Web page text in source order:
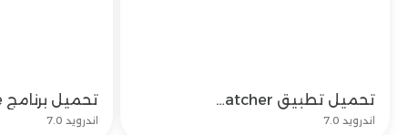
تحميل تطبيق wavewatcher وتحديث wave watcher مجاناً
اندرويد 7.0 اندرويد 7.0